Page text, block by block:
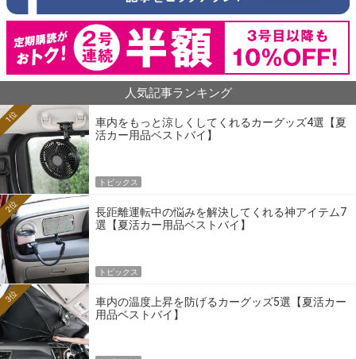
人気記事ランキング
車内をもっと涼しくしてくれるカーグッズ4選【夏
活カー用品ベストバイ】
1位
トピックス
長距離運転中の悩みを解決してくれる神アイテム7
選【夏活カー用品ベストバイ】
2位
トピックス
車内の温度上昇を防げるカーグッズ5選【夏活カー
用品ベストバイ】
3位